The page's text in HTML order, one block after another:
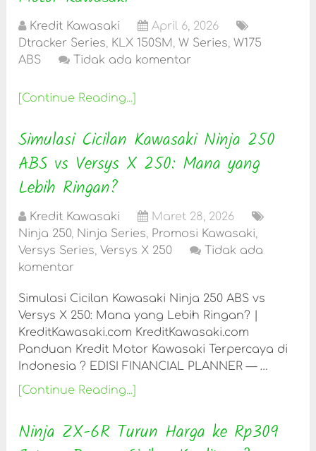
Kredit Kawasaki
April 6, 2026
Dtracker Series, KLX 150SM,W Series,W175
ABS
Tidak ada komentar
[Continue Reading...]
Simulasi Cicilan Kawasaki Ninja 250
ABS vs Versys X 250: Mana yang
Lebih Ringan?
Kredit Kawasaki
Maret 28, 2026
Ninja 250, Ninja Series, Promosi Kawasaki,
Versys Series,Versys X 250
Tidak ada
komentar
Simulasi Cicilan Kawasaki Ninja 250 ABS vs
Versys X 250: Mana yang Lebih Ringan? |
KreditKawasaki.com KreditKawasaki.com
Panduan Kredit Motor Kawasaki Terpercaya di
Indonesia ? EDISI FINANCIAL PLANNER — …
[Continue Reading...]
Ninja ZX-6R Turun Harga ke Rp309